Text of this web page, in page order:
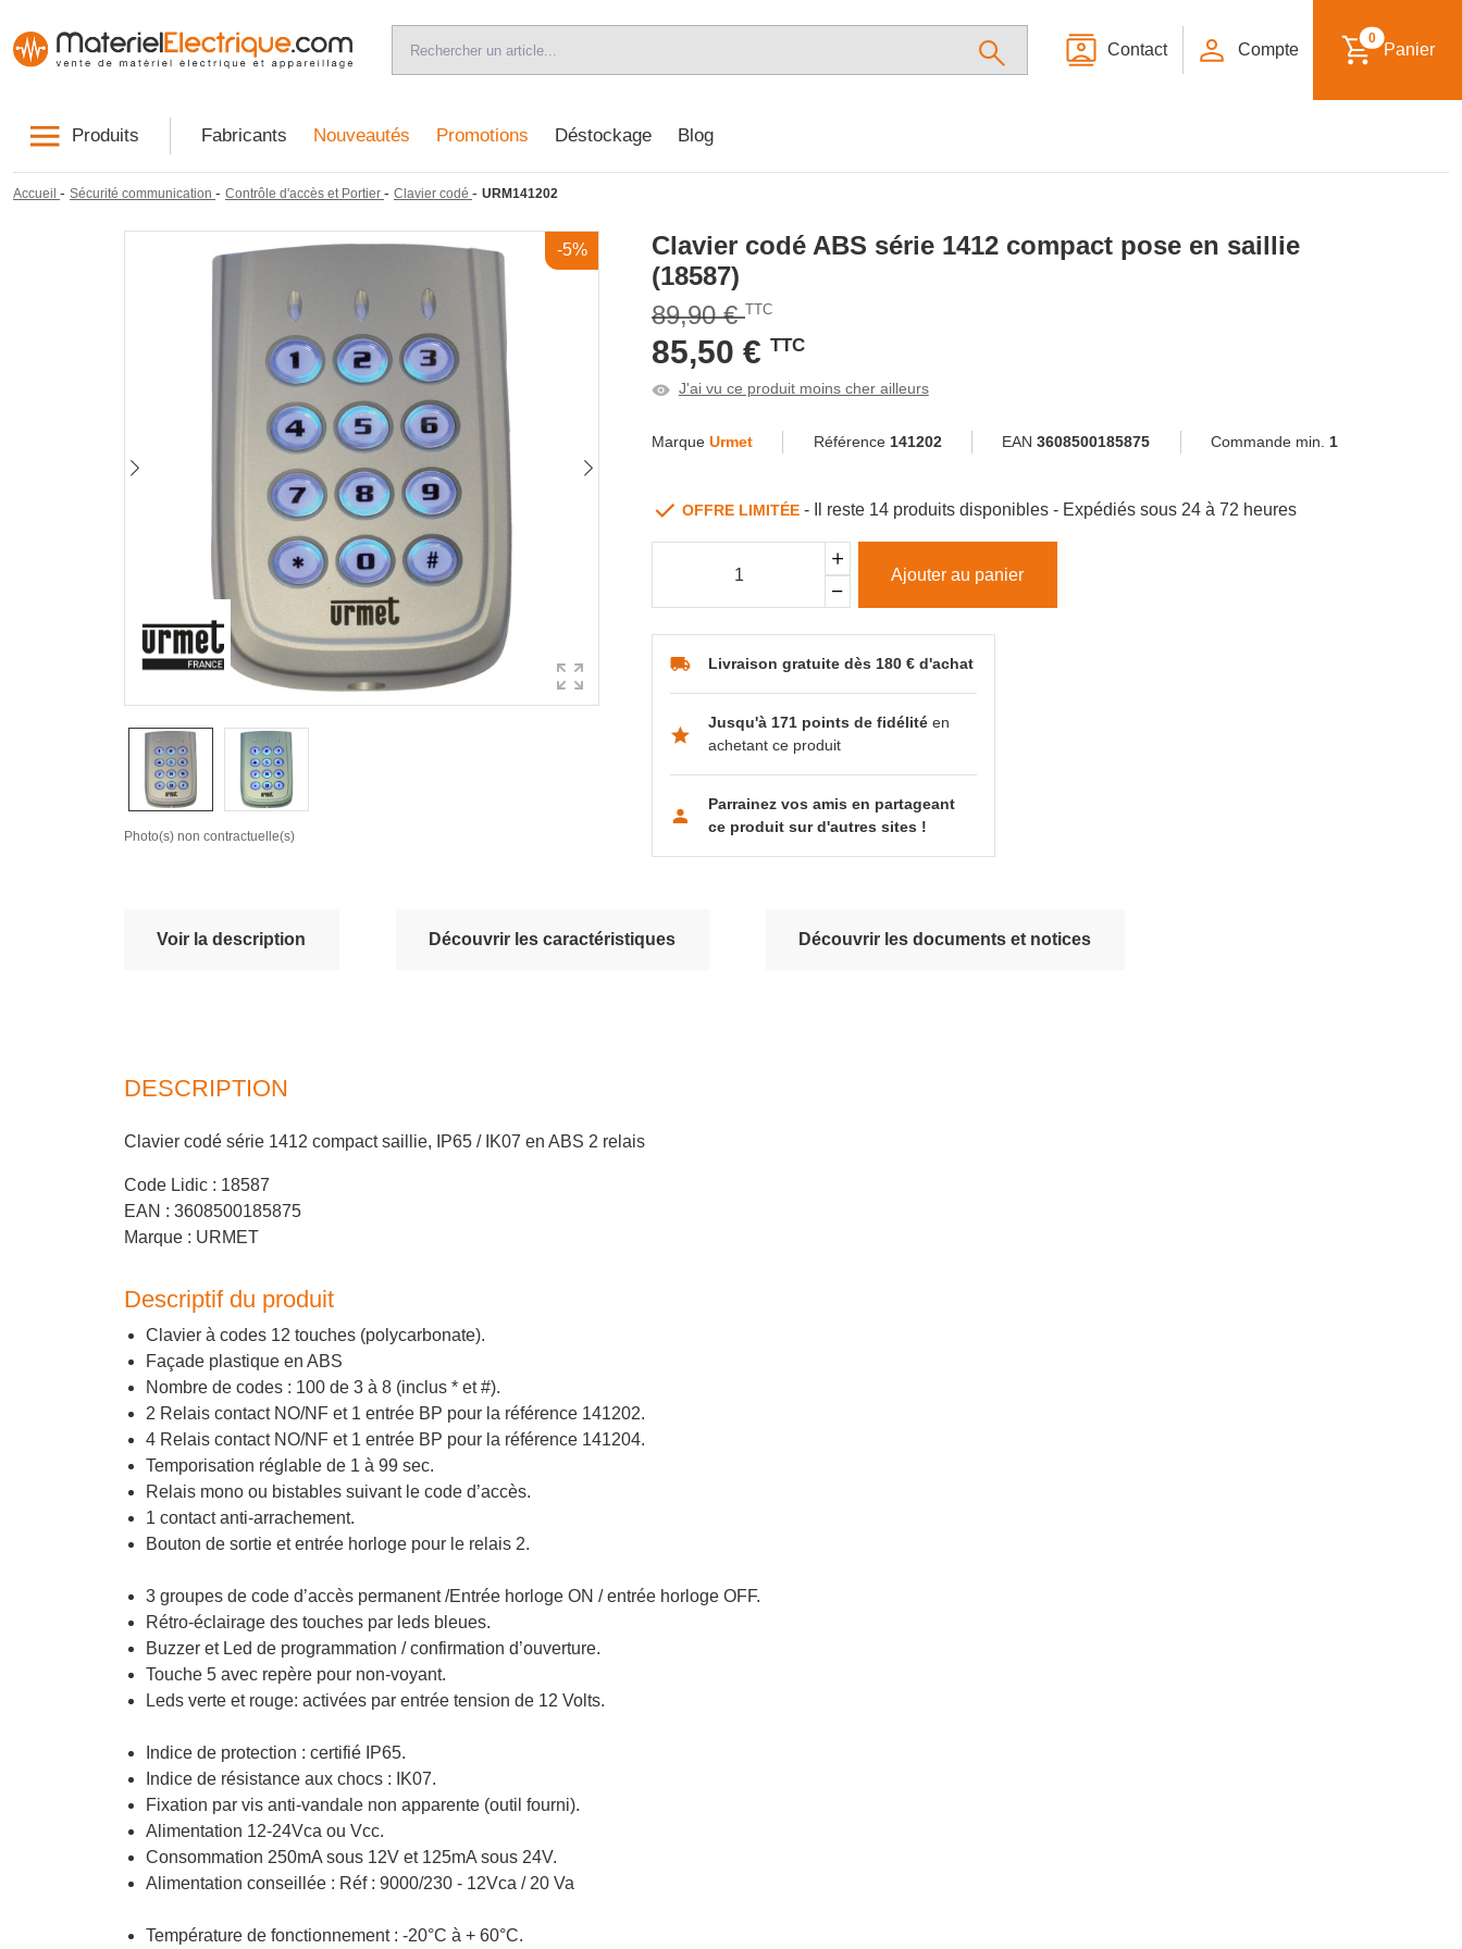
Contact Compte
0
Panier
Produits Fabricants Nouveautés Promotions Déstockage Blog
Accueil - Sécurité communication - Contrôle d'accès et Portier - Clavier codé - URM141202
-5%
Photo(s) non contractuelle(s)
Clavier codé ABS série 1412 compact pose en saillie
(18587)
89,90 €TTC
85,50 € TTC
J'ai vu ce produit moins cher ailleurs
Marque Urmet Référence 141202 EAN3608500185875 Commande min. 1
OFFRE LIMITÉE- Il reste 14 produits disponibles - Expédiés sous 24 à 72 heures
Ajouter au panier
Livraison gratuite dès 180 € d'achat
Jusqu'à 171 points de fidélitéen
achetant ce produit
Parrainez vos amis en partageant
ce produit sur d'autres sites !
Voir la description Découvrir les caractéristiques Découvrir les documents et notices
DESCRIPTION
Clavier codé série 1412 compact saillie, IP65 / IK07 en ABS 2 relais
Code Lidic : 18587
EAN : 3608500185875
Marque : URMET
Descriptif du produit
Clavier à codes 12 touches (polycarbonate).
Façade plastique en ABS
Nombre de codes : 100 de 3 à 8 (inclus * et #).
2 Relais contact NO/NF et 1 entrée BP pour la référence 141202.
4 Relais contact NO/NF et 1 entrée BP pour la référence 141204.
Temporisation réglable de 1 à 99 sec.
Relais mono ou bistables suivant le code d’accès.
1 contact anti-arrachement.
Bouton de sortie et entrée horloge pour le relais 2.
3 groupes de code d’accès permanent /Entrée horloge ON / entrée horloge OFF.
Rétro-éclairage des touches par leds bleues.
Buzzer et Led de programmation / confirmation d’ouverture.
Touche 5 avec repère pour non-voyant.
Leds verte et rouge: activées par entrée tension de 12 Volts.
Indice de protection : certifié IP65.
Indice de résistance aux chocs : IK07.
Fixation par vis anti-vandale non apparente (outil fourni).
Alimentation 12-24Vca ou Vcc.
Consommation 250mA sous 12V et 125mA sous 24V.
Alimentation conseillée : Réf : 9000/230 - 12Vca / 20 Va
Température de fonctionnement : -20°C à + 60°C.